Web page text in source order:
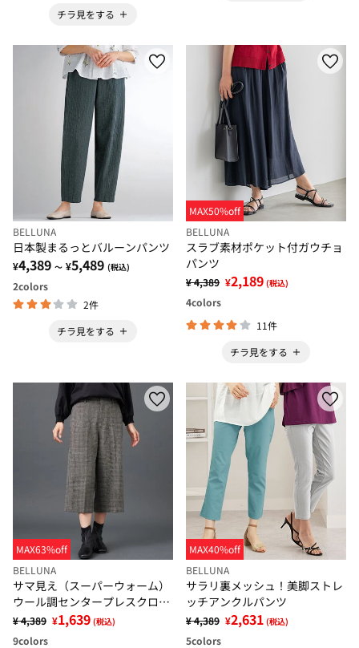
チラ見をする
BELLUNA
日本製まるっとバルーンパンツ
¥4,389 ～ ¥5,489 (税込)
2colors
2件
チラ見をする
MAX50%off
BELLUNA
スラブ素材ポケット付ガウチョ
パンツ
¥ 4,389 ¥2,189 (税込)
4colors
11件
チラ見をする
MAX63%off
BELLUNA
サマ見え（スーパーウォーム）
ウール調センタープレスクロッ
プドパンツ
¥ 4,389 ¥1,639 (税込)
9colors
MAX40%off
BELLUNA
サラリ裏メッシュ！美脚ストレ
ッチアンクルパンツ
¥ 4,389 ¥2,631 (税込)
5colors